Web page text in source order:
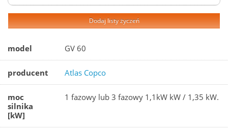
Dodaj listy życzeń
model GV 60
producent Atlas Copco
moc
silnika
[kW]
1 fazowy lub 3 fazowy 1,1kW kW / 1,35 kW.